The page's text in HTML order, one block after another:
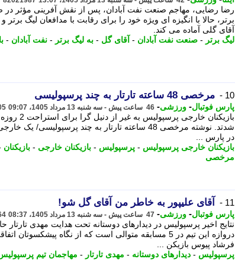
رضا رضایی، مهاجم صنعت نفت آبادان، پس از نقش آفرینی مؤثر در
برتر، حالا با انگیزه ای ویژه خود را برای رقابت با مدافعان لیگ
آقای گلی آماده می کند.
لیگ برتر - صنعت نفت آبادان - آقای گل - به لیگ برتر - نفت آبادان -
10 - ​​​​​​​مرخصی 48 ساعته تارتار به چند پرسپولیسی
پارس فوتبال- ورزشی- 46 ساعت پیش - سه شنبه 13 مرداد 1405، 09:07
بازیکنان
شدتد. نوشته ​​​​​​​مرخصی 48 ساعته تارتار به چند پرسپولیسی/
در پارس ...
بازیکنان خارجی پرسپولیس - پرسپولیس - بازیکنان خارجی - بازیکنان
مرخصی
11 - آقای علیپور به خاطر من آقای گل شو!
پارس فوتبال- ورزشی- 47 ساعت پیش - سه شنبه 13 مرداد 1405، 08:37
نتایج اخیر پرسپولیس در دیدارهای دوستانه تحت هدایت مهدی تارتار
دروازه این تیم در 5 مسابقه متوالی است که از نگاه
فرشاد پیوس بازیکن ...
پرسپولیس - دیدارهای دوستانه - مهدی تارتار - مهاجمان تیم